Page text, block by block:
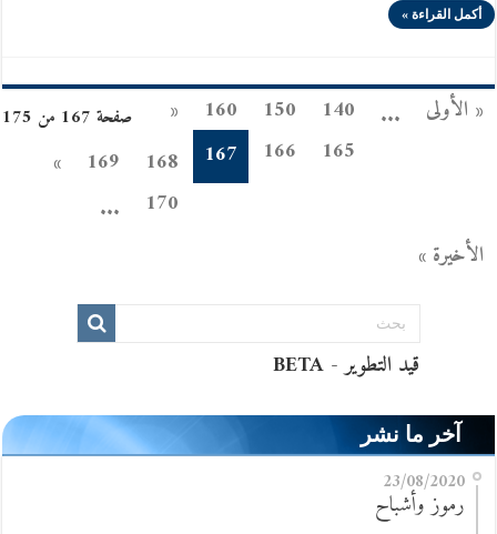
أكمل القراءة »
صفحة 167 من 175 « الأولى ...
140
150
160
«
165
166
167
168
169
»
170
...
الأخيرة »
آخر ما نشر
23/08/2020
رموز وأشباح